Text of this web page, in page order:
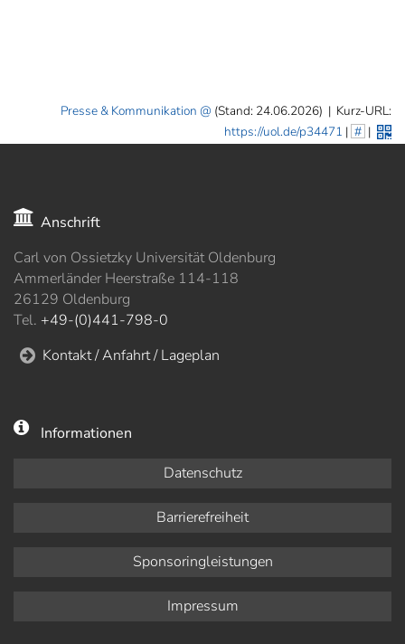
Presse & Kommunikation (Stand: 24.06.2026) | Kurz-URL:
https://uol.de/p34471 | # |
Anschrift
Carl von Ossietzky Universität Oldenburg
Ammerländer Heerstraße 114-118
26129 Oldenburg
Tel. +49-(0)441-798-0
Kontakt / Anfahrt / Lageplan
Informationen
Datenschutz
Barrierefreiheit
Sponsoringleistungen
Impressum